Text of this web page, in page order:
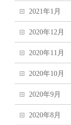
2021年1月
2020年12月
2020年11月
2020年10月
2020年9月
2020年8月